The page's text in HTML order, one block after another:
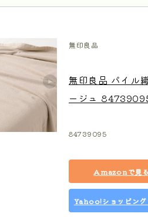
無印良品
無印良品 パイル
ージュ
84739095
Amazonで見
Yahoo!ショッピング